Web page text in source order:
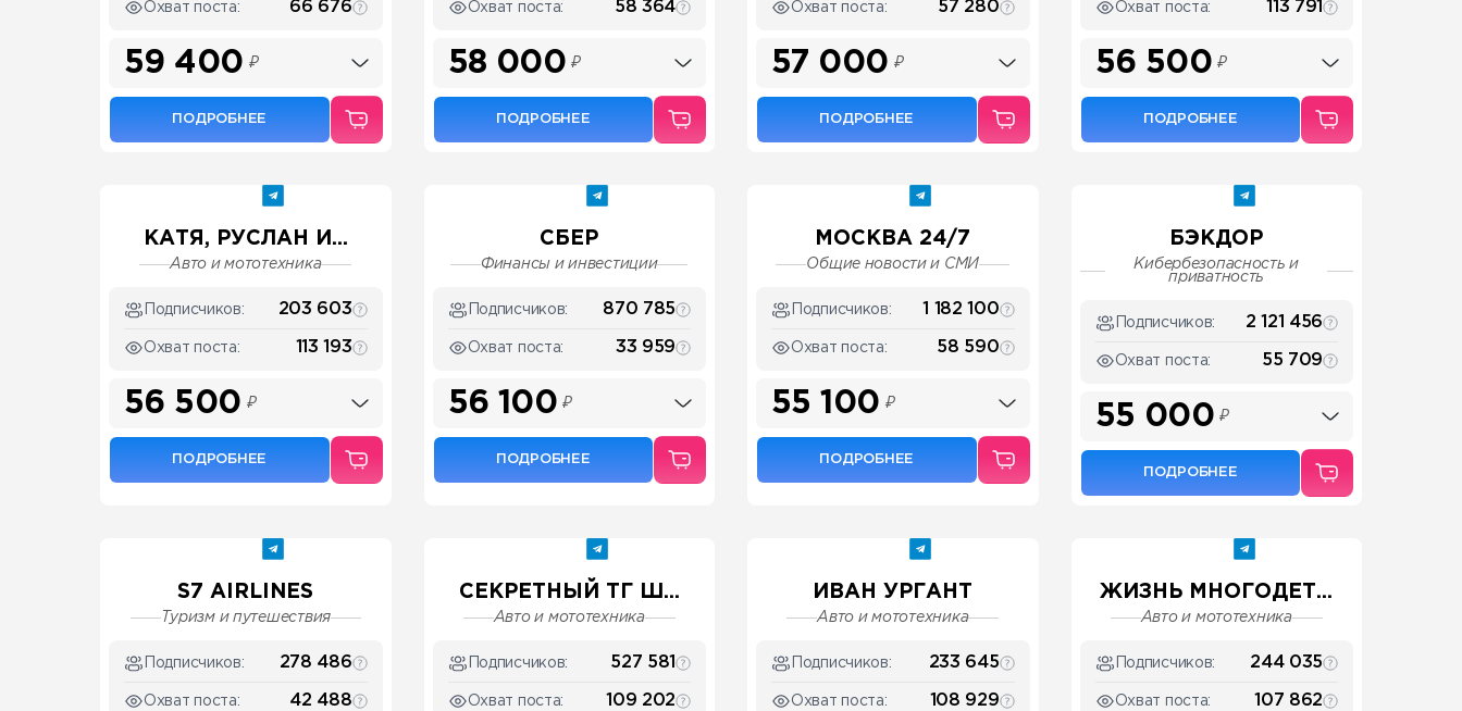
Охват поста: 66 676
59 400 ₽
ПОДРОБНЕЕ
Охват поста: 58 364
58 000₽
ПОДРОБНЕЕ
Охват поста: 57 280
57 000 ₽
ПОДРОБНЕЕ
Охват поста: 113 791
56 500₽
ПОДРОБНЕЕ
КАТЯ, РУСЛАН И...
Авто и мототехника
Подписчиков: 203 603
Охват поста: 113 193
56 500 ₽
ПОДРОБНЕЕ
СБЕР
Финансы и инвестиции
Подписчиков: 870 785
Охват поста: 33 959
56 100₽
ПОДРОБНЕЕ
МОСКВА 24/7
Общие новости и СМИ
Подписчиков: 1 182 100
Охват поста: 58 590
55 100 ₽
ПОДРОБНЕЕ
БЭКДОР
Кибербезопасность и
приватность
Подписчиков: 2 121 456
Охват поста: 55 709
55 000₽
ПОДРОБНЕЕ
S7 AIRLINES
Туризм и путешествия
Подписчиков: 278 486
Охват поста: 42 488
СЕКРЕТНЫЙ ТГ Ш...
Авто и мототехника
Подписчиков: 527 581
Охват поста: 109 202
ИВАН УРГАНТ
Авто и мототехника
Подписчиков: 233 645
Охват поста: 108 929
ЖИЗНЬ МНОГОДЕТ...
Авто и мототехника
Подписчиков: 244 035
Охват поста: 107 862